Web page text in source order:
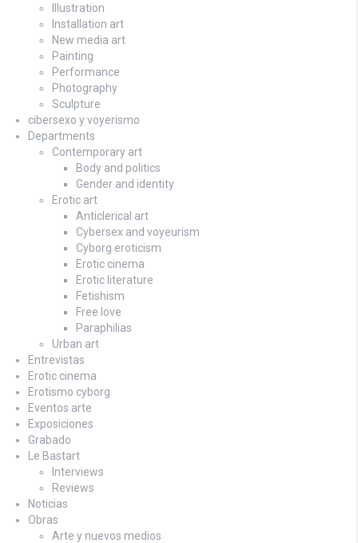
Illustration
Installation art
New media art
Painting
Performance
Photography
Sculpture
cibersexo y voyerismo
Departments
Contemporary art
Body and politics
Gender and identity
Erotic art
Anticlerical art
Cybersex and voyeurism
Cyborg eroticism
Erotic cinema
Erotic literature
Fetishism
Free love
Paraphilias
Urban art
Entrevistas
Erotic cinema
Erotismo cyborg
Eventos arte
Exposiciones
Grabado
Le Bastart
Interviews
Reviews
Noticias
Obras
Arte y nuevos medios